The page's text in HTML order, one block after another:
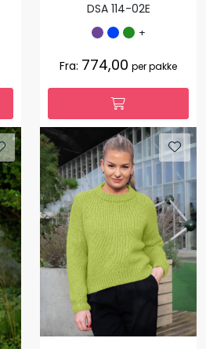
DSA 114-02E
+
Fra: 774,00 per pakke